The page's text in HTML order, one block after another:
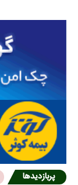
پربازدیدها